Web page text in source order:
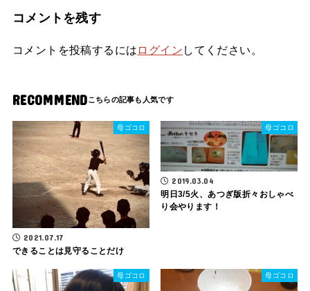
コメントを残す
コメントを投稿するには ログイン してください。
RECOMMEND
母ゴコロ
2021.07.17
できることは見守ることだけ
母ゴコロ
2019.03.04
明日3/5火、あつぎ版折々おしゃべ
り会やります！
母ゴコロ 母ゴコロ